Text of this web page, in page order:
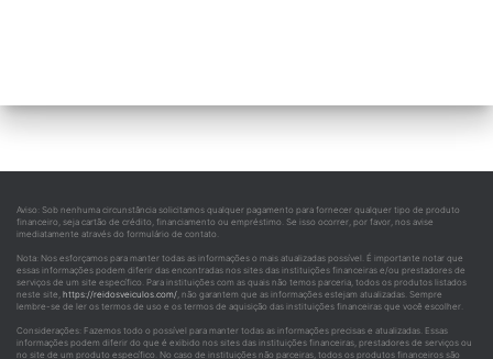
Aviso: Sob nenhuma circunstância solicitamos qualquer pagamento para fornecer qualquer tipo de produto
financeiro, seja cartão de crédito, financiamento ou empréstimo. Se isso ocorrer, por favor, nos avise
imediatamente através do formulário de contato.
Nota: Nos esforçamos para manter todas as informações o mais atualizadas possível. É importante notar que
essas informações podem diferir das encontradas nos sites das instituições financeiras e/ou prestadores de
serviços de um site específico. Para instituições com as quais não temos parceria, todos os produtos listados
neste site, https://reidosveiculos.com/, não garantem que as informações estejam atualizadas. Sempre
lembre-se de ler os termos de uso e os termos de aquisição das instituições financeiras que você escolher.
Considerações: Fazemos todo o possível para manter todas as informações precisas e atualizadas. Essas
informações podem diferir do que é exibido nos sites das instituições financeiras, prestadores de serviços ou
no site de um produto específico. No caso de instituições não parceiras, todos os produtos financeiros são